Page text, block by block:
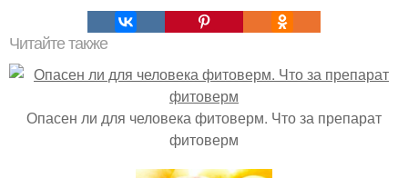
Читайте также
Опасен ли для человека фитоверм. Что за препарат
фитоверм